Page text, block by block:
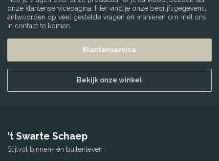
onze klantenservicepagina. Hier vind je onze bedrijfsgegevens,
antwoorden op veel gestelde vragen en manieren om met ons
in contact te komen.
Klantenservice
Bekijk onze winkel
't Swarte Schaep
Stijlvol binnen- én buitenleven